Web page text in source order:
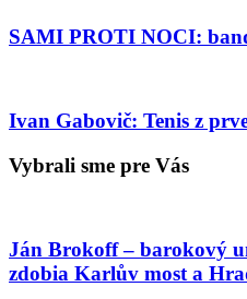
SAMI PROTI NOCI:
Ivan Gabovič: Tenis z
Vybrali sme pre Vás
Ján Brokoff – barokový
zdobia Karlův most a